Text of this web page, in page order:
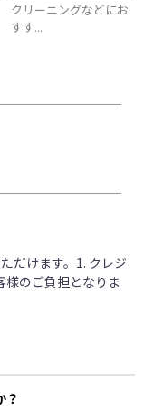
クリーニングなどにお
すす...
だけます。1. クレジ
のご負担となりま
？